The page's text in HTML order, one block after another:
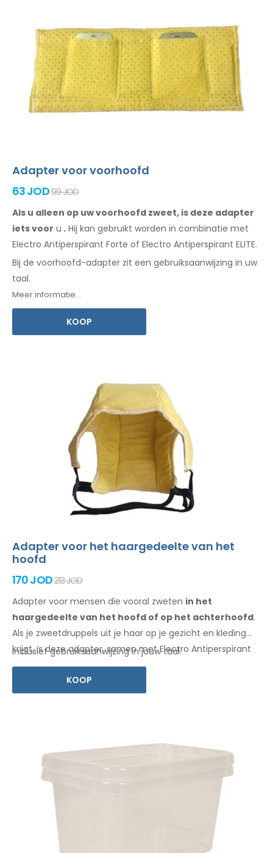
Adapter voor voorhoofd
63 JOD99 JOD
Als u alleen op uw voorhoofd zweet, is deze adapter
iets voor u . Hij kan gebruikt worden in combinatie met
Electro Antiperspirant Forte of Electro Antiperspirant ELITE.
Bij de voorhoofd-adapter zit een gebruiksaanwijzing in uw
taal.
Meer informatie...
KOOP
Adapter voor het haargedeelte van het
hoofd
170 JOD213 JOD
Adapter voor mensen die vooral zweten in het
haargedeelte van het hoofd of op het achterhoofd.
Als je zweetdruppels uit je haar op je gezicht en kleding
krijgt, is deze adapter, samen met Electro Antiperspirant
Forte of Electro Antiperspirant ELITE, iets voor jou.
Inclusief gebruiksaanwijzing in jouw taal.
KOOP